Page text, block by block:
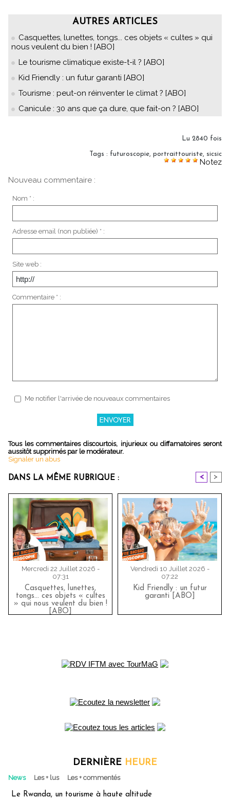
AUTRES ARTICLES
Casquettes, lunettes, tongs... ces objets « cultes » qui
nous veulent du bien ! [ABO]
Le tourisme climatique existe-t-il ? [ABO]
Kid Friendly : un futur garanti [ABO]
Tourisme : peut-on réinventer le climat ? [ABO]
Canicule : 30 ans que ça dure, que fait-on ? [ABO]
Lu 2840 fois
Tags : futuroscopie, portraittouriste, sicsic
Notez
Nouveau commentaire :
Nom * :
Adresse email (non publiée) * :
Site web :
Commentaire * :
Me notifier l'arrivée de nouveaux commentaires
Tous les commentaires discourtois, injurieux ou diffamatoires seront
aussitôt supprimés par le modérateur.
Signaler un abus
DANS LA MÊME RUBRIQUE : < >
Mercredi 22 Juillet 2026 -
07:31
Casquettes, lunettes,
tongs... ces objets « cultes
» qui nous veulent du bien !
[ABO]
Vendredi 10 Juillet 2026 -
07:22
Kid Friendly : un futur
garanti [ABO]
DERNIÈRE HEURE
News Les + lus Les + commentés
Le Rwanda, un tourisme à haute altitude